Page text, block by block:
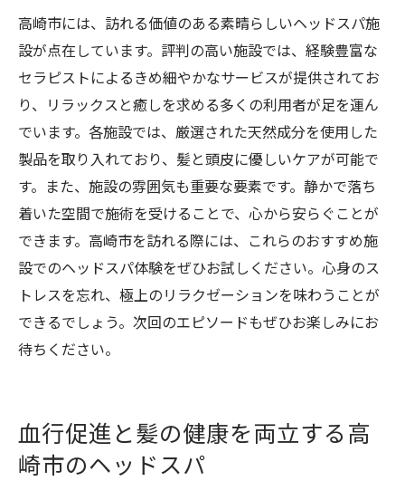
高崎市には、訪れる価値のある素晴らしいヘッドスパ施
設が点在しています。評判の高い施設では、経験豊富な
セラピストによるきめ細やかなサービスが提供されてお
り、リラックスと癒しを求める多くの利用者が足を運ん
でいます。各施設では、厳選された天然成分を使用した
製品を取り入れており、髪と頭皮に優しいケアが可能で
す。また、施設の雰囲気も重要な要素です。静かで落ち
着いた空間で施術を受けることで、心から安らぐことが
できます。高崎市を訪れる際には、これらのおすすめ施
設でのヘッドスパ体験をぜひお試しください。心身のス
トレスを忘れ、極上のリラクゼーションを味わうことが
できるでしょう。次回のエピソードもぜひお楽しみにお
待ちください。
血行促進と髪の健康を両立する高
崎市のヘッドスパ